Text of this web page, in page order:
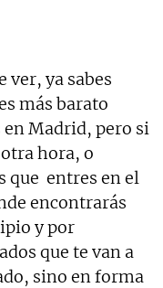
ver, ya sabes
más barato
Madrid, pero si
hora, o
que entres en el
encontrarás
y por
que te van a
sino en forma